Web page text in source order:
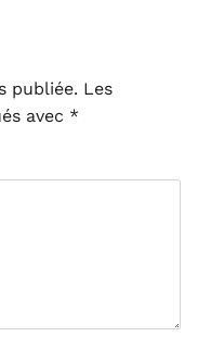
publiée. Les
avec *